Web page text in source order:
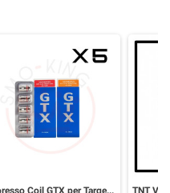
Vaporesso Coil GTX per Target PM80 e GTX One